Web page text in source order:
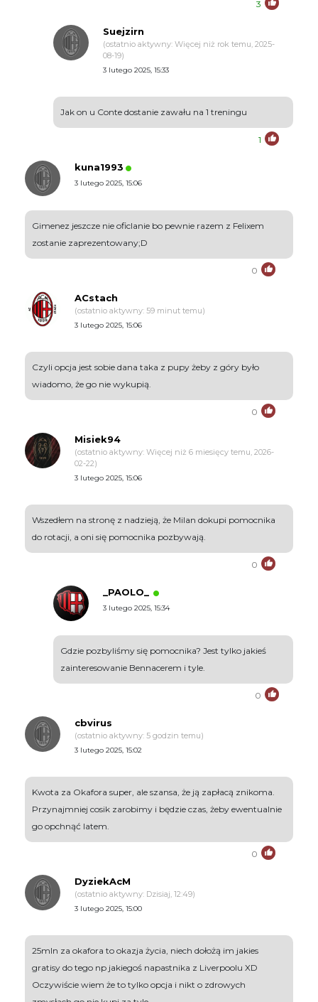
3
Suejzirn
(ostatnio aktywny: Więcej niż rok temu, 2025-
08-19)
3 lutego 2025, 15:33
Jak on u Conte dostanie zawału na 1 treningu
1
kuna1993
3 lutego 2025, 15:06
Gimenez jeszcze nie oficlanie bo pewnie razem z Felixem
zostanie zaprezentowany;D
0
ACstach
(ostatnio aktywny: 59 minut temu)
3 lutego 2025, 15:06
Czyli opcja jest sobie dana taka z pupy żeby z góry było
wiadomo, że go nie wykupią.
0
Misiek94
(ostatnio aktywny: Więcej niż 6 miesięcy temu, 2026-
02-22)
3 lutego 2025, 15:06
Wszedłem na stronę z nadzieją, że Milan dokupi pomocnika
do rotacji, a oni się pomocnika pozbywają.
0
_PAOLO_
3 lutego 2025, 15:34
Gdzie pozbyliśmy się pomocnika? Jest tylko jakieś
zainteresowanie Bennacerem i tyle.
0
cbvirus
(ostatnio aktywny: 5 godzin temu)
3 lutego 2025, 15:02
Kwota za Okafora super, ale szansa, że ją zapłacą znikoma.
Przynajmniej cosik zarobimy i będzie czas, żeby ewentualnie
go opchnąć latem.
0
DyziekAcM
(ostatnio aktywny: Dzisiaj, 12:49)
3 lutego 2025, 15:00
25mln za okafora to okazja życia, niech dołożą im jakies
gratisy do tego np jakiegoś napastnika z Liverpoolu XD
Oczywiście wiem że to tylko opcja i nikt o zdrowych